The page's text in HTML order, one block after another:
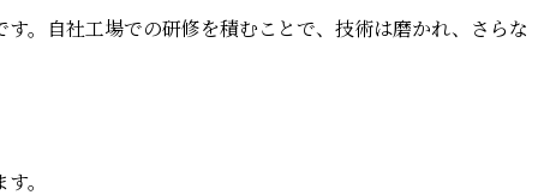
。自社工場での研修を積むことで、技術は磨かれ、さらな
。